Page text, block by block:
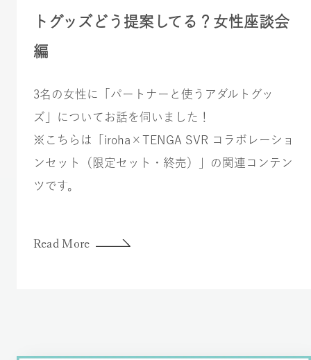
トグッズどう提案してる？女性座談会
編
3名の女性に「パートナーと使うアダルトグッ
ズ」についてお話を伺いました！
※こちらは「iroha×TENGA SVR コラボレーショ
ンセット（限定セット・終売）」の関連コンテン
ツです。
Read More